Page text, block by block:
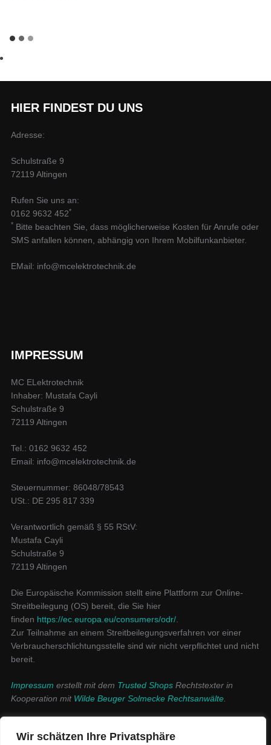
Wir schätzen Ihre Privatsphäre
HIER FINDEST DU UNS
Adresse:
Schulstraße 9
72119 Altingen
Rufen Sie uns an:
0162 9632 452*
*Bitte beachten Sie, dass möglicherweise Kosten für Anrufe oder
SMS anfallen können, abhängig von Ihrem Mobilfunkanbieter.
EMail: info@mcelektrotechnik.de
IMPRESSUM
MC ELektrotechnik
Inhaber: Mustafa Cayli
Schulstraße 9
72119 Altingen
Tel.: 0162 9632 452
Email: info@mcelektrotechnik.de
Steuernummer: 86048/78543
USt.: DE 295 817 339
Verantwortlich gemäß § 55 RStV:
Mustafa Cayli
Schulstraße 9
72119 Altingen
Die Europäische Kommission stellt eine Plattform zur Online-
Streitbeilegung (OS) bereit, die Sie hier
finden https://ec.europa.eu/consumers/odr/.
Zur Teilnahme an einem Streitbeilegungsverfahren vor einer
Verbraucherschlichtungsstelle sind wir nicht verpflichtet und nicht
bereit.
Impressum erstellt mit dem Trusted ShopsRechtstexter in
Kooperation mit Wilde Beuger Solmecke Rechtsanwälte.